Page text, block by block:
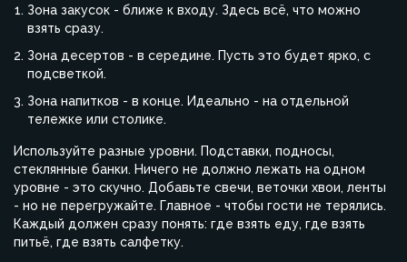
Зона закусок - ближе к входу. Здесь всё, что можно
взять сразу.
Зона десертов - в середине. Пусть это будет ярко, с
подсветкой.
Зона напитков - в конце. Идеально - на отдельной
тележке или столике.
Используйте разные уровни. Подставки, подносы,
стеклянные банки. Ничего не должно лежать на одном
уровне - это скучно. Добавьте свечи, веточки хвои, ленты
- но не перегружайте. Главное - чтобы гости не терялись.
Каждый должен сразу понять: где взять еду, где взять
питьё, где взять салфетку.